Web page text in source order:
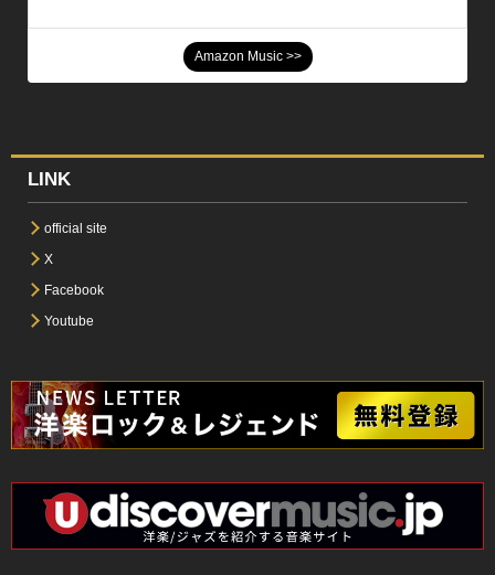
Amazon Music >>
LINK
official site
X
Facebook
Youtube